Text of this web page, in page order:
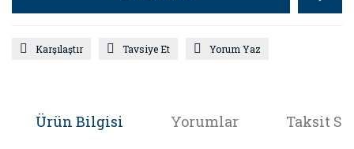
Karşılaştır Tavsiye Et Yorum Yaz
Ürün Bilgisi Yorumlar Taksit